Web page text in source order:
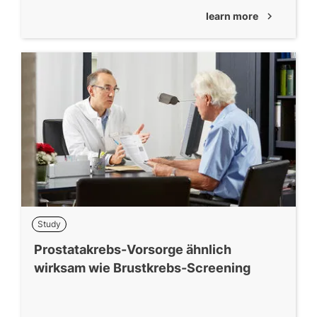
learn more chevron_right
Study
Prostatakrebs-Vorsorge ähnlich
wirksam wie Brustkrebs-Screening